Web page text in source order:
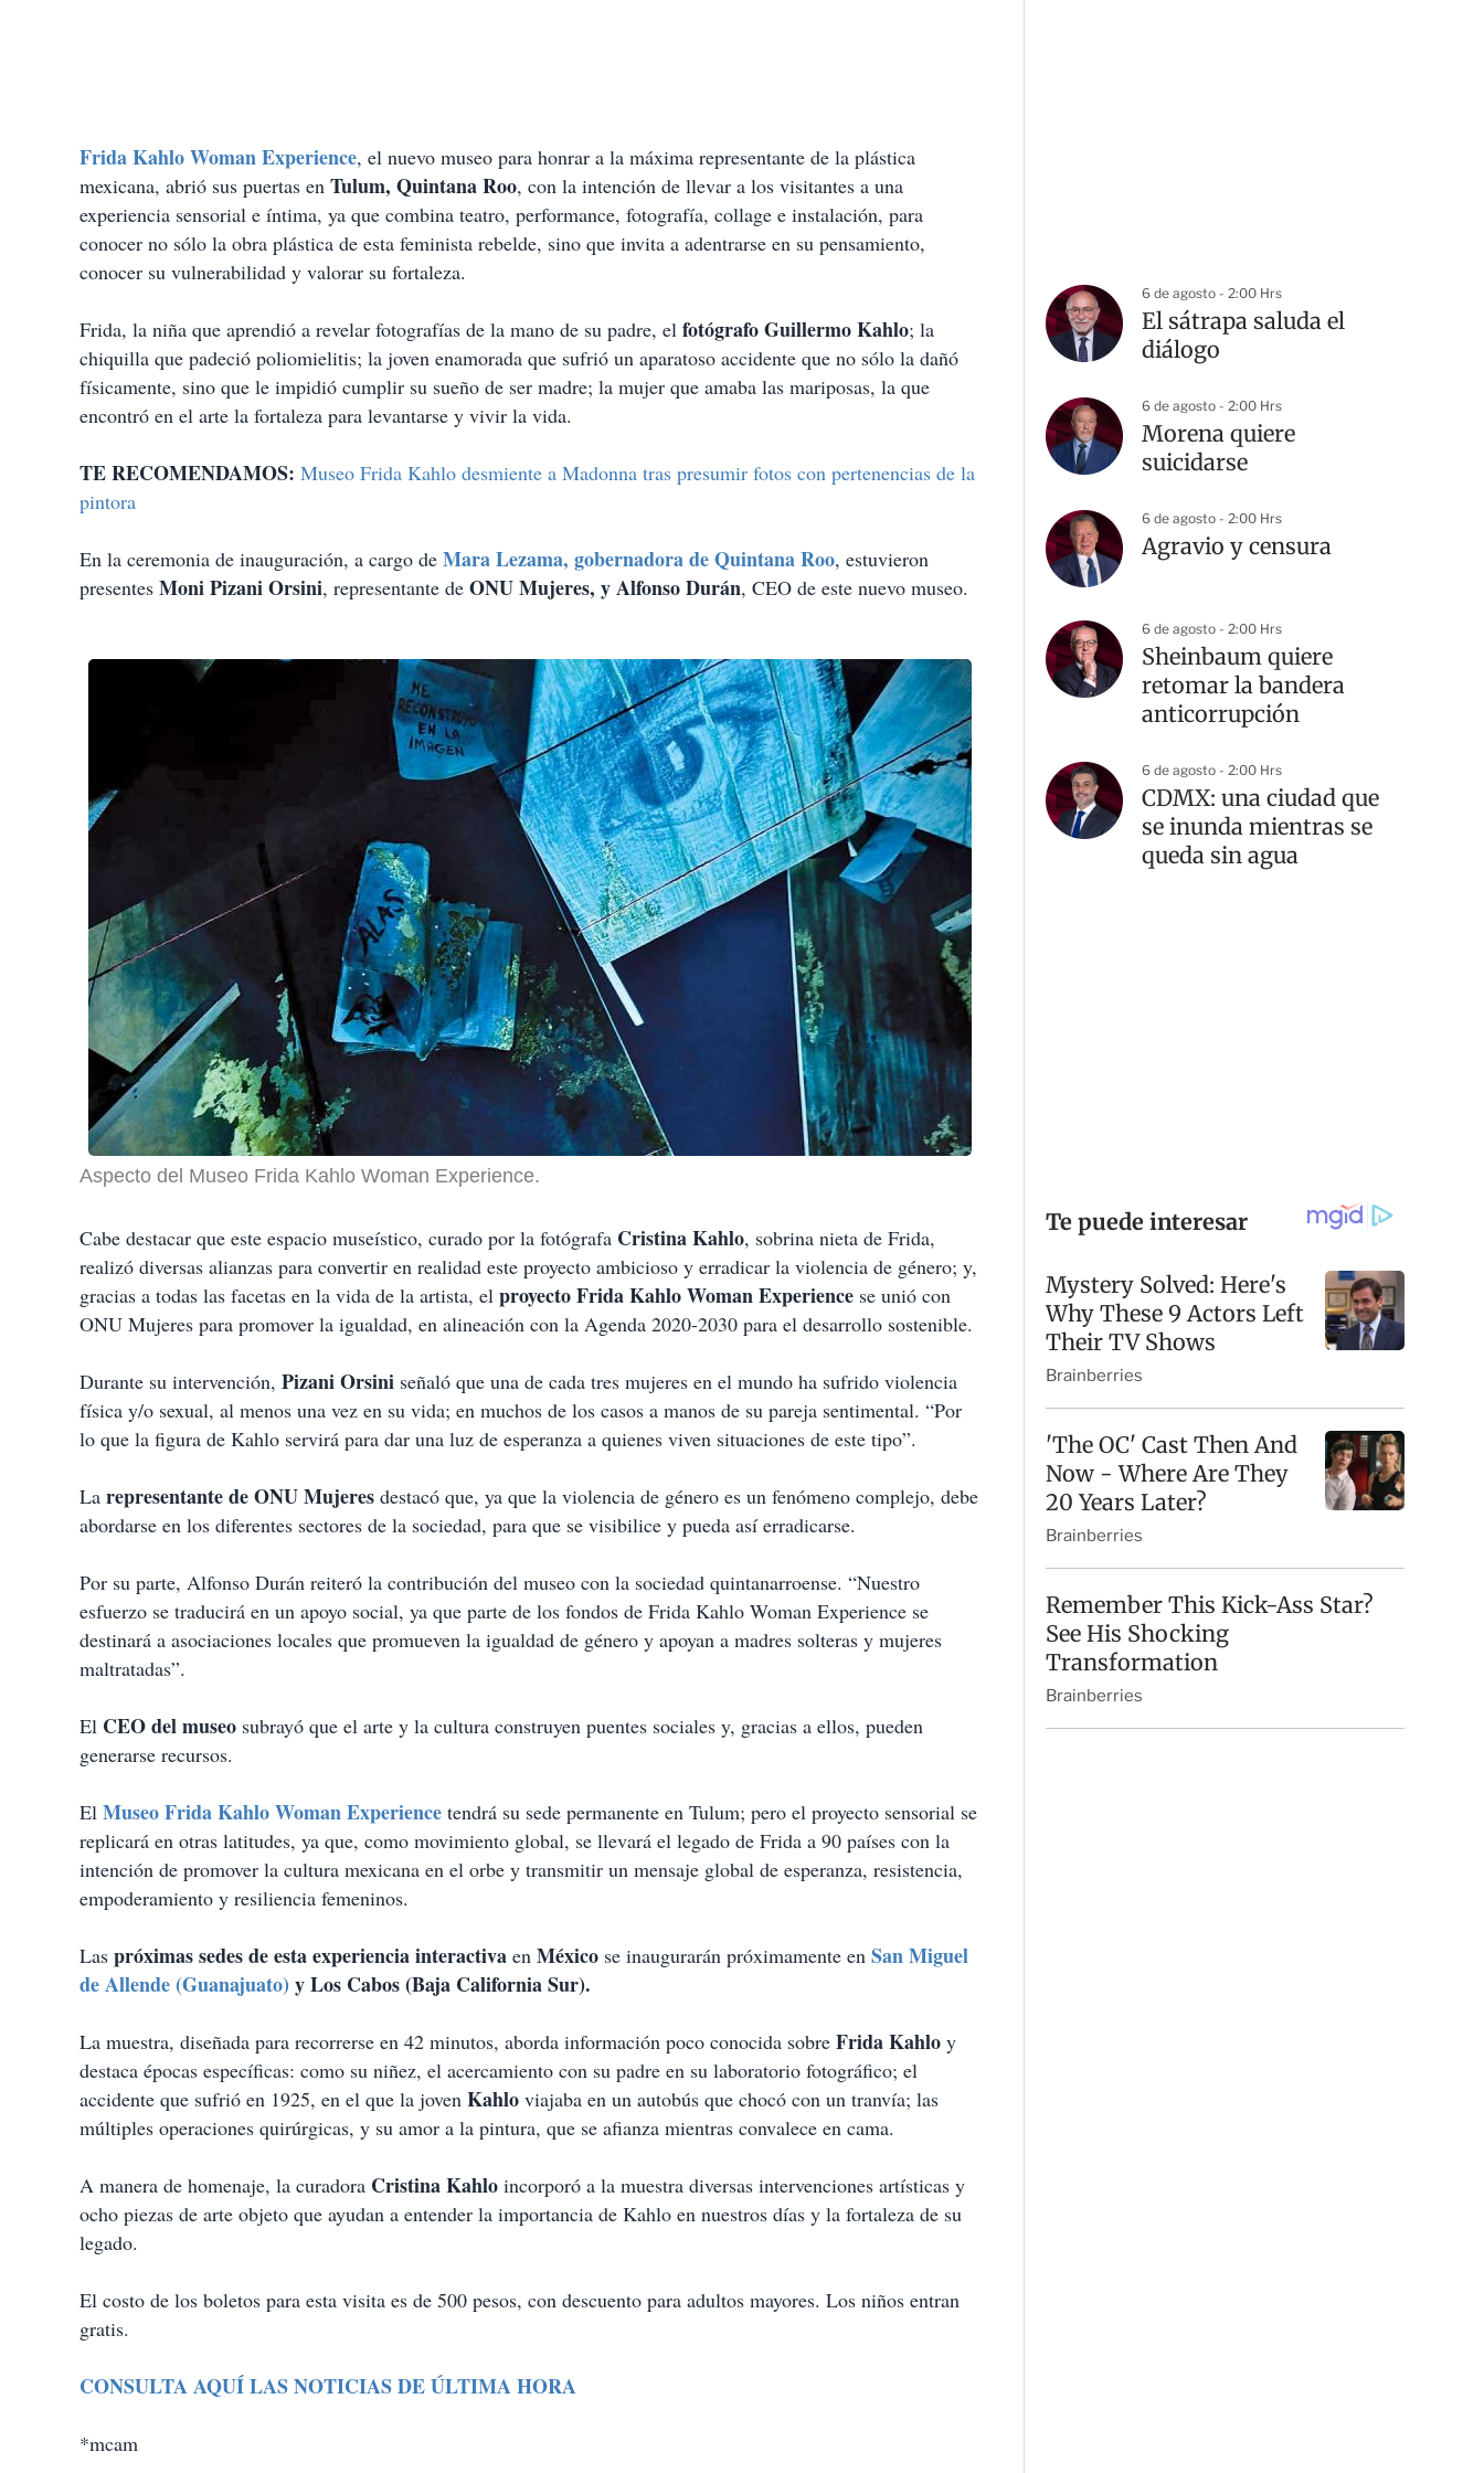
Frida Kahlo Woman Experience, el nuevo museo para honrar a la máxima representante de la plástica
mexicana, abrió sus puertas en Tulum, Quintana Roo, con la intención de llevar a los visitantes a una
experiencia sensorial e íntima, ya que combina teatro, performance, fotografía, collage e instalación, para
conocer no sólo la obra plástica de esta feminista rebelde, sino que invita a adentrarse en su pensamiento,
conocer su vulnerabilidad y valorar su fortaleza.
Frida, la niña que aprendió a revelar fotografías de la mano de su padre, el fotógrafo Guillermo Kahlo; la
chiquilla que padeció poliomielitis; la joven enamorada que sufrió un aparatoso accidente que no sólo la dañó
físicamente, sino que le impidió cumplir su sueño de ser madre; la mujer que amaba las mariposas, la que
encontró en el arte la fortaleza para levantarse y vivir la vida.
TE RECOMENDAMOS: Museo Frida Kahlo desmiente a Madonna tras presumir fotos con pertenencias de la
pintora
En la ceremonia de inauguración, a cargo de Mara Lezama, gobernadora de Quintana Roo, estuvieron
presentes Moni Pizani Orsini, representante de ONU Mujeres, y Alfonso Durán, CEO de este nuevo museo.
Aspecto del Museo Frida Kahlo Woman Experience.
Cabe destacar que este espacio museístico, curado por la fotógrafa Cristina Kahlo, sobrina nieta de Frida,
realizó diversas alianzas para convertir en realidad este proyecto ambicioso y erradicar la violencia de género; y,
gracias a todas las facetas en la vida de la artista, el proyecto Frida Kahlo Woman Experience se unió con
ONU Mujeres para promover la igualdad, en alineación con la Agenda 2020-2030 para el desarrollo sostenible.
Durante su intervención, Pizani Orsini señaló que una de cada tres mujeres en el mundo ha sufrido violencia
física y/o sexual, al menos una vez en su vida; en muchos de los casos a manos de su pareja sentimental. “Por
lo que la figura de Kahlo servirá para dar una luz de esperanza a quienes viven situaciones de este tipo”.
La representante de ONU Mujeres destacó que, ya que la violencia de género es un fenómeno complejo, debe
abordarse en los diferentes sectores de la sociedad, para que se visibilice y pueda así erradicarse.
Por su parte, Alfonso Durán reiteró la contribución del museo con la sociedad quintanarroense. “Nuestro
esfuerzo se traducirá en un apoyo social, ya que parte de los fondos de Frida Kahlo Woman Experience se
destinará a asociaciones locales que promueven la igualdad de género y apoyan a madres solteras y mujeres
maltratadas”.
El CEO del museo subrayó que el arte y la cultura construyen puentes sociales y, gracias a ellos, pueden
generarse recursos.
El Museo Frida Kahlo Woman Experience tendrá su sede permanente en Tulum; pero el proyecto sensorial se
replicará en otras latitudes, ya que, como movimiento global, se llevará el legado de Frida a 90 países con la
intención de promover la cultura mexicana en el orbe y transmitir un mensaje global de esperanza, resistencia,
empoderamiento y resiliencia femeninos.
Las próximas sedes de esta experiencia interactiva en México se inaugurarán próximamente en San Miguel
de Allende (Guanajuato) y Los Cabos (Baja California Sur).
La muestra, diseñada para recorrerse en 42 minutos, aborda información poco conocida sobre Frida Kahlo y
destaca épocas específicas: como su niñez, el acercamiento con su padre en su laboratorio fotográfico; el
accidente que sufrió en 1925, en el que la joven Kahlo viajaba en un autobús que chocó con un tranvía; las
múltiples operaciones quirúrgicas, y su amor a la pintura, que se afianza mientras convalece en cama.
A manera de homenaje, la curadora Cristina Kahlo incorporó a la muestra diversas intervenciones artísticas y
ocho piezas de arte objeto que ayudan a entender la importancia de Kahlo en nuestros días y la fortaleza de su
legado.
El costo de los boletos para esta visita es de 500 pesos, con descuento para adultos mayores. Los niños entran
gratis.
CONSULTA AQUÍ LAS NOTICIAS DE ÚLTIMA HORA
*mcam
6 de agosto - 2:00 Hrs
El sátrapa saluda el
diálogo
6 de agosto - 2:00 Hrs
Morena quiere
suicidarse
6 de agosto - 2:00 Hrs
Agravio y censura
6 de agosto - 2:00 Hrs
Sheinbaum quiere
retomar la bandera
anticorrupción
6 de agosto - 2:00 Hrs
CDMX: una ciudad que
se inunda mientras se
queda sin agua